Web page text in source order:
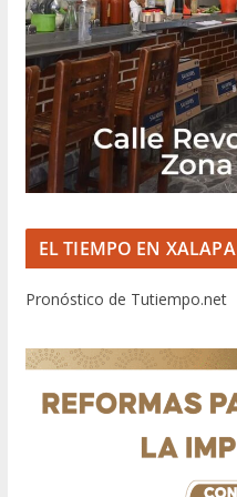
EL TIEMPO EN XALAPA
Pronóstico de Tutiempo.net